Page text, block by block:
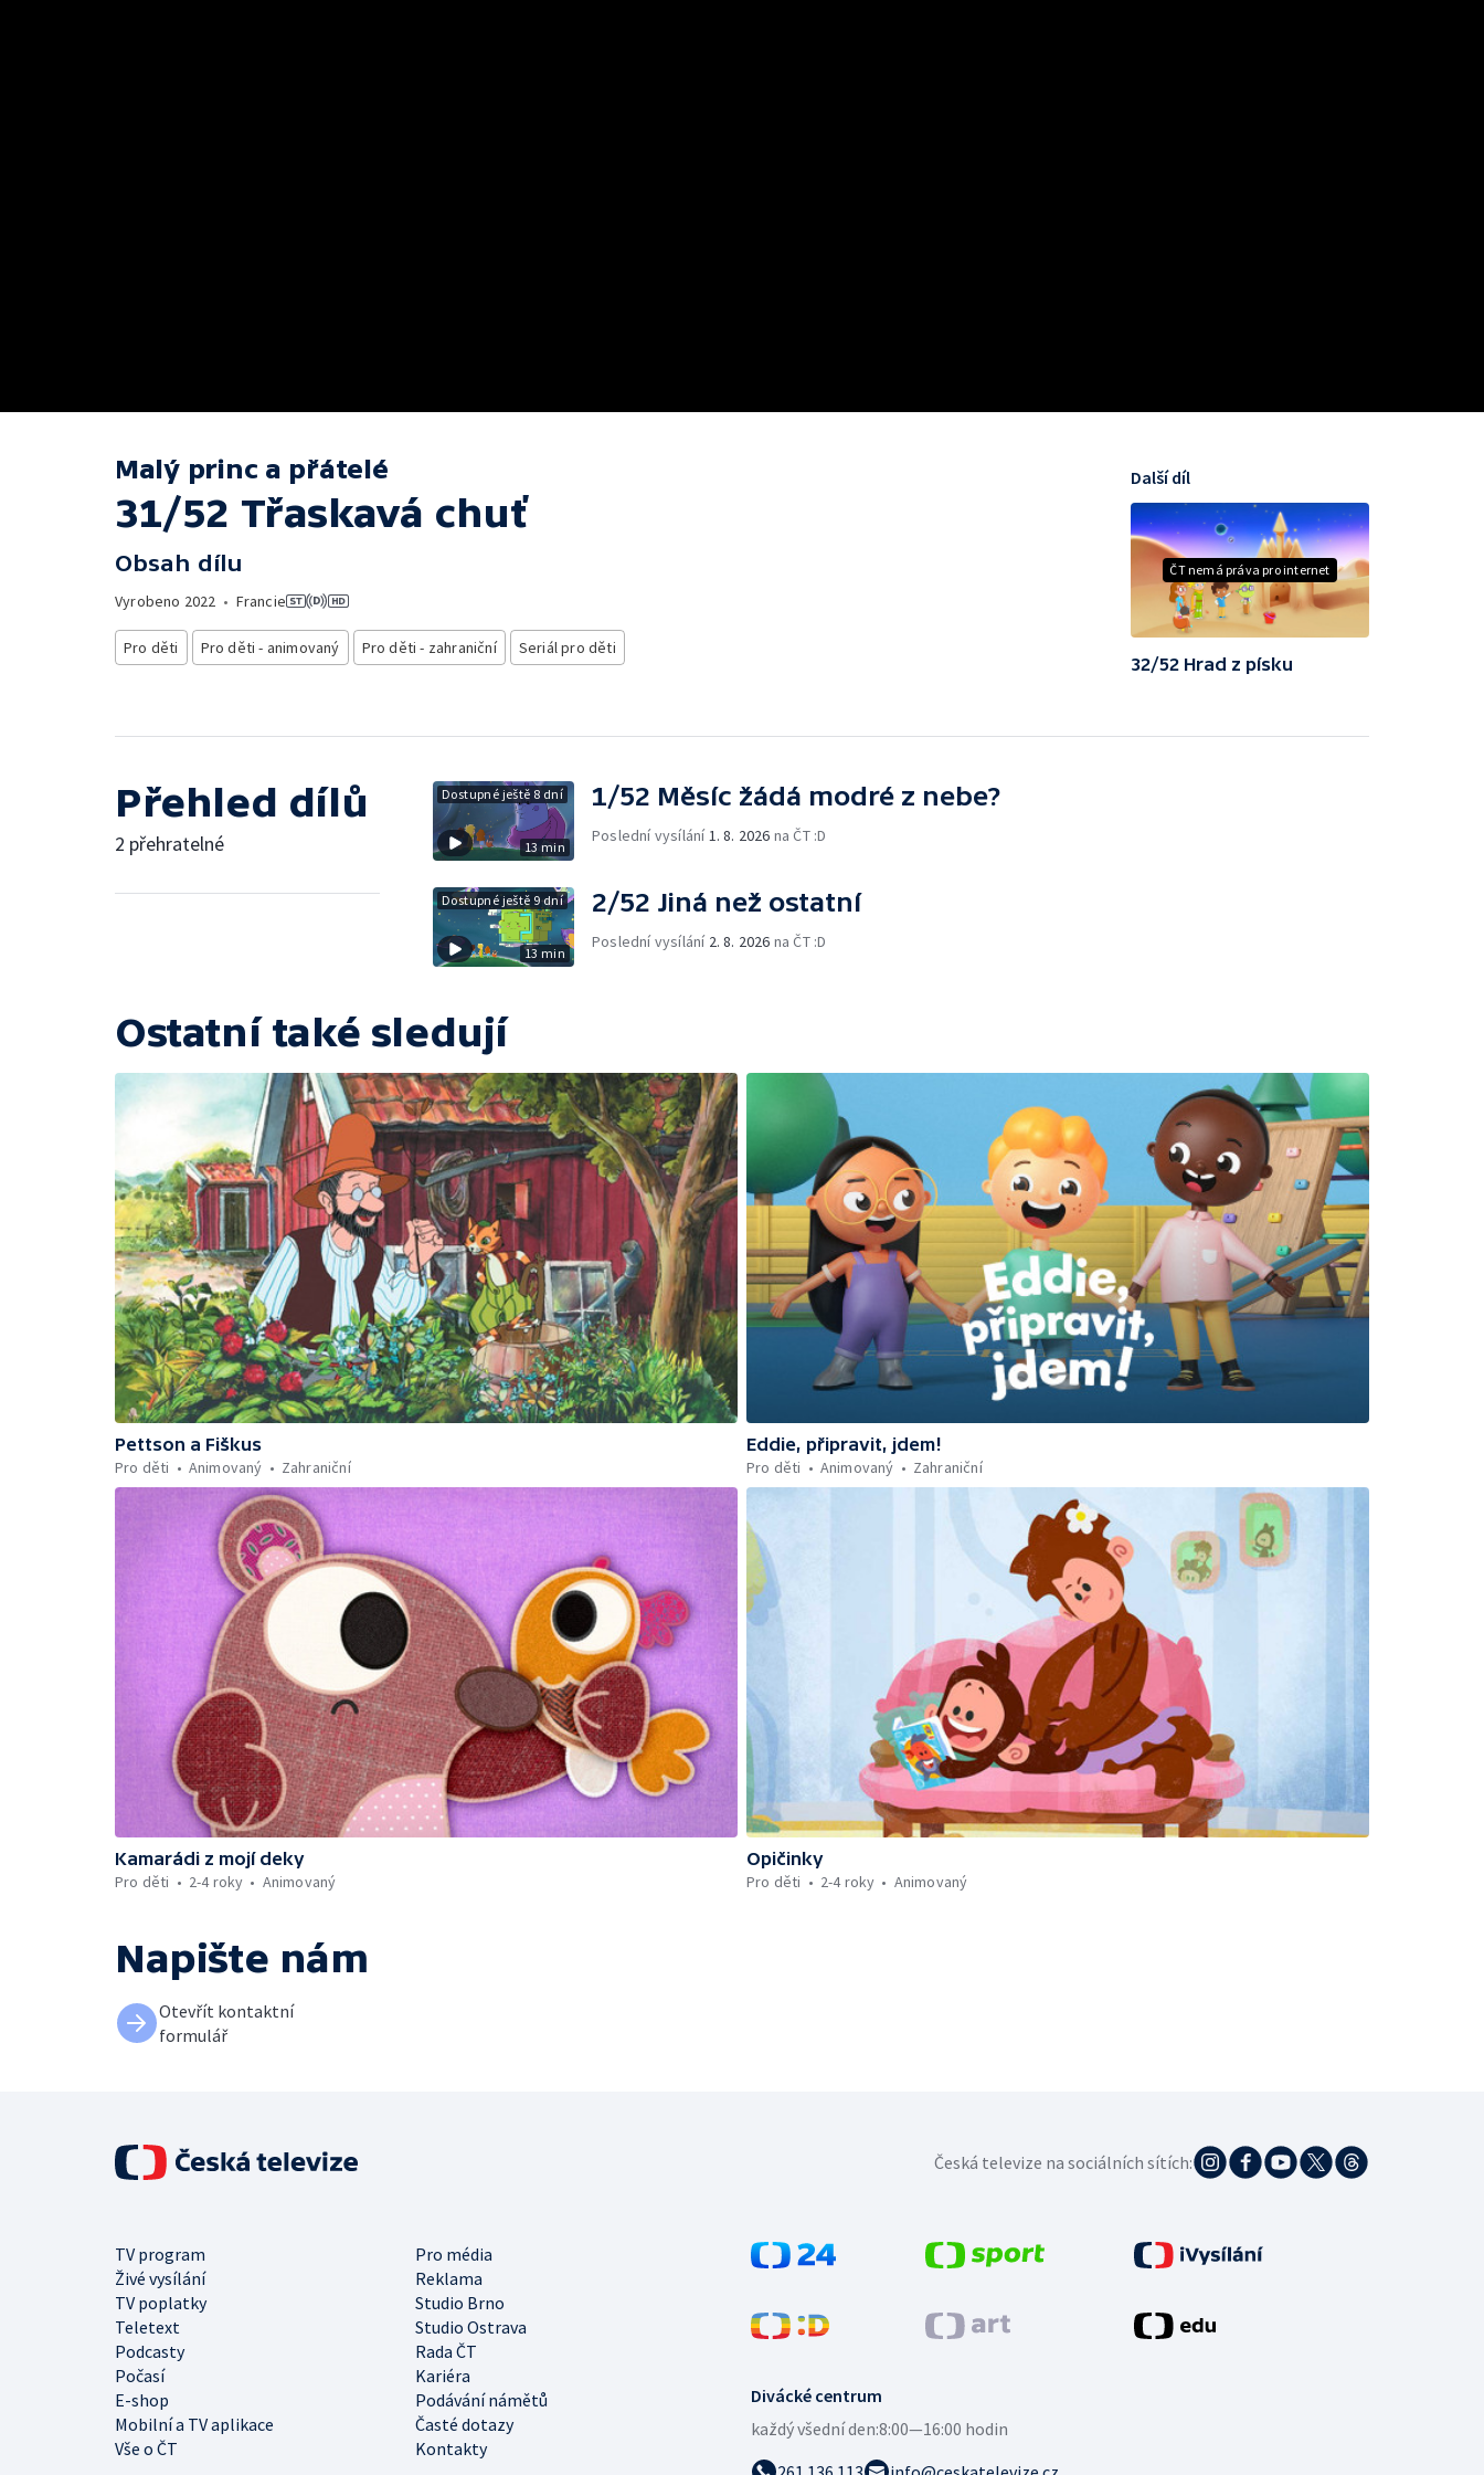
Malý princ a přátelé
31/52 Třaskavá chuť
Obsah dílu
Vyrobeno 2022 • Francie
Pro děti Pro děti - animovaný Pro děti - zahraniční Seriál pro děti
ČT nemá práva pro internet
Další díl
32/52 Hrad z písku
Přehled dílů
2 přehratelné
Dostupné ještě 8 dní
13 min
1/52 Měsíc žádá modré z nebe?
Poslední vysílání 1. 8. 2026 na ČT :D
Dostupné ještě 9 dní
13 min
2/52 Jiná než ostatní
Poslední vysílání 2. 8. 2026 na ČT :D
Ostatní také sledují
Pettson a Fiškus
Pro děti
Animovaný Zahraniční
Eddie, připravit, jdem!
Pro děti
Animovaný Zahraniční
Kamarádi z mojí deky
Pro děti
2-4 roky Animovaný
Opičinky
Pro děti
2-4 roky Animovaný
Napište nám
Otevřít kontaktní
formulář
Divácké centrum
každý všední den:8:00—16:00 hodin
TV program
Pro média
Živé vysílání
Reklama
TV poplatky
Studio Brno
Teletext
Studio Ostrava
Podcasty
Rada ČT
Počasí
Kariéra
E-shop
Podávání námětů
Mobilní a TV aplikace
Časté dotazy
Vše o ČT
Kontakty
Česká televize na sociálních sítích: